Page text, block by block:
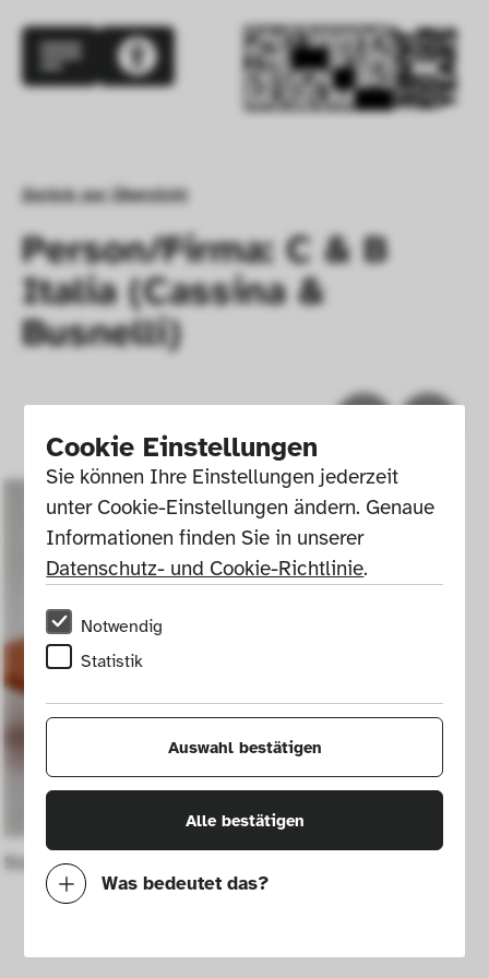
Cookie Einstellungen
Sie können Ihre Einstellungen jederzeit
unter Cookie-Einstellungen ändern. Genaue
Informationen finden Sie in unserer
Datenschutz- und Cookie-Richtlinie.
Notwendig
Statistik
Auswahl bestätigen
Alle bestätigen
Was bedeutet das?
Mit diesen Cookies können wir durch
Zurück zur Übersicht
Person/Firma: C & B
Italia (Cassina &
Busnelli)
Stapelbare Beistelltische 4 Gatti